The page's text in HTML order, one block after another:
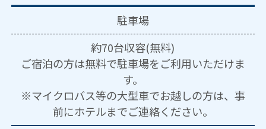
駐車場
約70台収容(無料)
ご宿泊の方は無料で駐車場をご利用いただけま
す。
※マイクロバス等の大型車でお越しの方は、事
前にホテルまでご連絡ください。